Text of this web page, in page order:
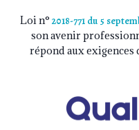
Loi n° 2018-771 du 5
son avenir
répond aux exigences